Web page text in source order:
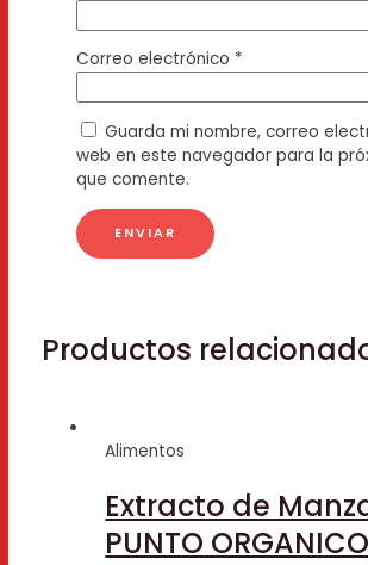
Correo electrónico *
Guarda mi nombre, correo
web en este navegador para la
que comente.
Productos
Alimentos
Extracto de
PUNTO ORGANICO